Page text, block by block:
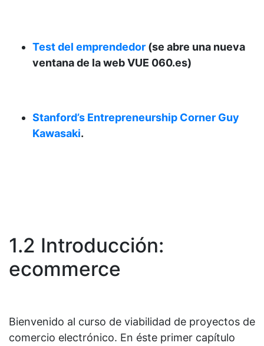
Test del emprendedor (se abre una nueva
ventana de la web VUE 060.es)
Stanford’s Entrepreneurship Corner Guy
Kawasaki.
1.2 Introducción:
ecommerce
Bienvenido al curso de viabilidad de proyectos de
comercio electrónico. En éste primer capítulo